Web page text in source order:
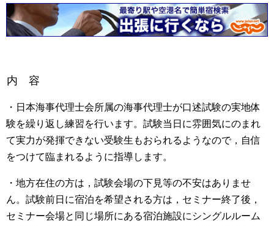
内 容
・日本海事代理士会所属の海事代理士が口述試験の実地体
験を繰り返し練習を行います。試験当日に雰囲気にのまれ
て実力が発揮できない受験生もおられるようなので，自信
をつけて臨まれるように指導します。
・地方在住の方は，試験会場の下見等の不安はありませ
ん。試験前日に宿泊を希望される方は，セミナー終了後，
セミナー会場と同じ場所にある宿泊施設にシングルルーム